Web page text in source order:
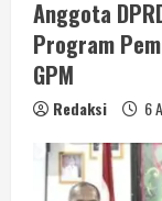
Anggota
Program
GPM
Redaksi 6